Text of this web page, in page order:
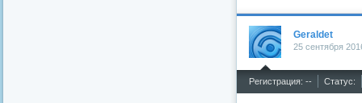
Geraldet
25 сентября
Регистрация: -- Статус: